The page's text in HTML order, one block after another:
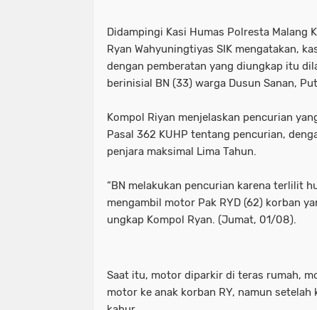
Didampingi Kasi Humas Polresta Malang
Ryan Wahyuningtiyas SIK mengatakan,
dengan pemberatan yang diungkap itu
berinisial BN (33) warga Dusun Sanan,
Kompol Riyan menjelaskan pencurian
Pasal 362 KUHP tentang pencurian,
penjara maksimal Lima Tahun.
“BN melakukan pencurian karena terlilit
mengambil motor Pak RYD (62) korban
ungkap Kompol Ryan. (Jumat, 01/08).
Saat itu, motor diparkir di teras rumah,
motor ke anak korban RY, namun